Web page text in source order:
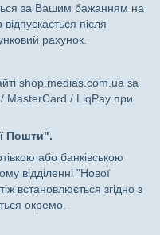
за Вашим бажанням на
після
рахунок.
shop.medias.com.ua за
/ MasterCard / LiqPay при
Пошти".
або банківською
відділенні "Нової
встановлюється згідно з
окремо.